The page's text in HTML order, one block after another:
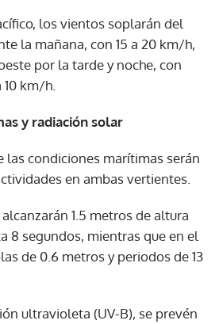
los vientos soplarán del
la mañana, con 15 a 20 km/h,
por la tarde y noche, con
km/h.
y radiación solar
las condiciones marítimas serán
en ambas vertientes.
1.5 metros de altura
8 segundos, mientras que en el
de 0.6 metros y periodos de 13
ultravioleta (UV-B), se prevén